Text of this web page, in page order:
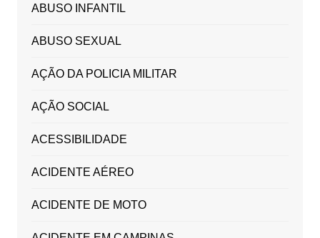
ABUSO INFANTIL
ABUSO SEXUAL
AÇÃO DA POLICIA MILITAR
AÇÃO SOCIAL
ACESSIBILIDADE
ACIDENTE AÉREO
ACIDENTE DE MOTO